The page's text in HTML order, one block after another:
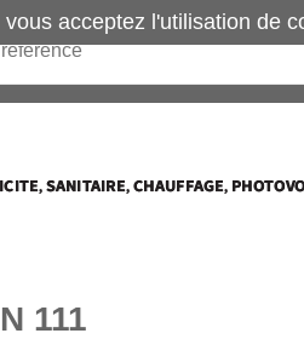
111
vous acceptez l'utilisation